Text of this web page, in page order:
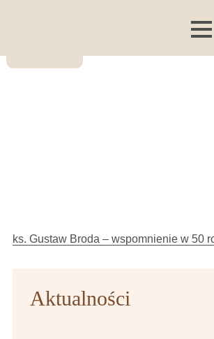
ks. Gustaw Broda – wspomnienie w 50
Aktualności